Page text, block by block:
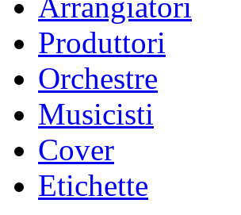
Produttori
Orchestre
Musicisti
Cover
Etichette